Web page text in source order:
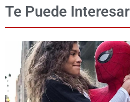
Te Puede Interesar